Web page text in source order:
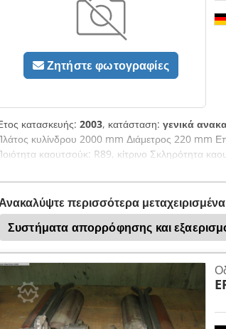
Ζητήστε φωτογραφίες
κατασκευής: 2003, κατάσταση: γενικά
κυλίνδρου 2000 mm Διάμετρος 220 mm
καουτσούκ: R89, κίτρινο Σκληρότητα
("τεμάχια") για foulard βαφής 222.11/1800WB Οι
με εγγύηση λειτουργίας Τιμή ανά τεμάχιο: €
περισσότερα
Συστήματα απορρόφησης και